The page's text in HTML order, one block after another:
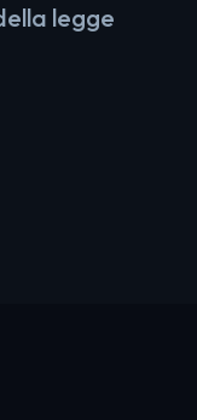
legge